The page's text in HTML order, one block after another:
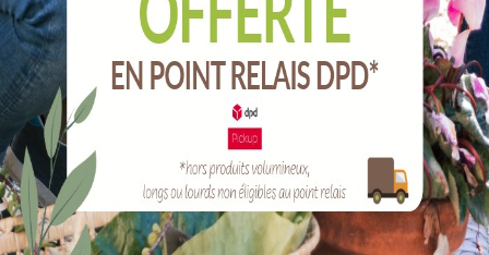
Socle pour récupérateur d'eau 200 et 300
litres
Ref : A1165
EAN :
Marque :
Quantité :